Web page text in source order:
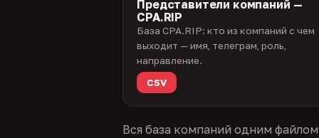
Представители компаний —
CPA.RIP
База CPA.RIP: кто из компаний с чем
выходит — имя, телеграм, роль,
направление.
CSV
Вся база компаний одним